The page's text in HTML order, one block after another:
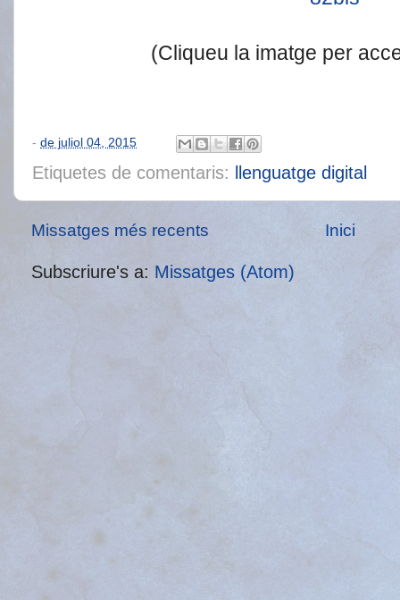
(Cliqueu la imatge per
- de juliol 04, 2015
Etiquetes de comentaris: llenguatge digital
Missatges més recents Inici
Subscriure's a: Missatges (Atom)